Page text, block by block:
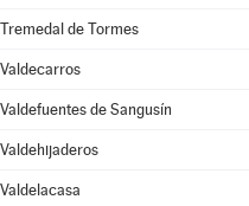
Tremedal de Tormes
Valdecarros
Valdefuentes de Sangusín
Valdehijaderos
Valdelacasa